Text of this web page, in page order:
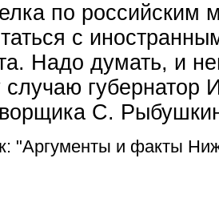
по российским
с
Надо думать, и
случаю губернатор
С.
"Аргументы и факты